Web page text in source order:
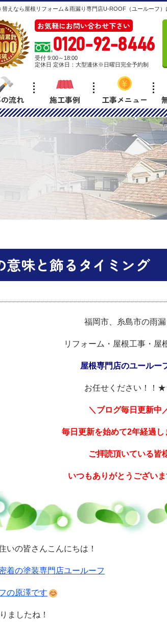
えなら屋根リフォーム＆雨漏り専門店U-ROOF（ユールーフ）
お気軽にお問い合わせ下さい
0120-92-8446
受付 9:00～18:00
定休日 定休日：大型連休※日曜日完全予約制
流れ 施工事例 工事メニュー
意味と飾るタイミング
福岡市、糸島市の雨
リフォーム・屋根工事・屋
屋根専門店のユールー
お任せください！！
＼ブログ毎日更新中
毎日更新を始めて2年経過し
ご拝読頂いている皆
いつもありがとうござい
いの皆さんこんにちは！
着の塗装専門店ユールーフ
の原澤です
ましたね！